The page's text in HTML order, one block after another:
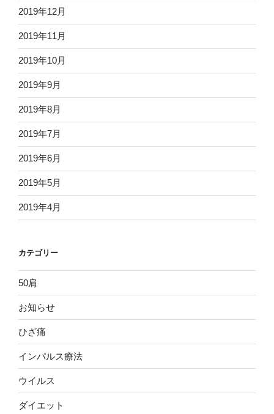
2019年12月
2019年11月
2019年10月
2019年9月
2019年8月
2019年7月
2019年6月
2019年5月
2019年4月
カテゴリー
50肩
お知らせ
ひざ痛
インパルス療法
ウイルス
ダイエット